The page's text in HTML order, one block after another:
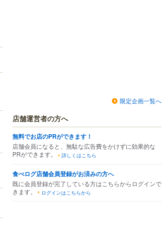
限定企画一覧へ
店舗運営者の方へ
無料でお店のPRができます！
店舗会員になると、無駄な広告費をかけずに効果的な
PRができます。
詳しくはこちら
食べログ店舗会員登録がお済みの方へ
既に会員登録が完了している方はこちらからログインで
きます。
ログインはこちらから